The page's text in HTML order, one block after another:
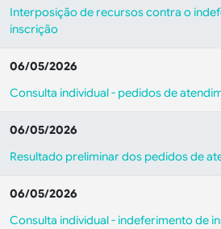
Interposição de recursos contra o
inscrição
06/05/2026
Consulta individual - pedidos de
06/05/2026
Resultado preliminar dos pedidos de
06/05/2026
Consulta individual - indeferimento de